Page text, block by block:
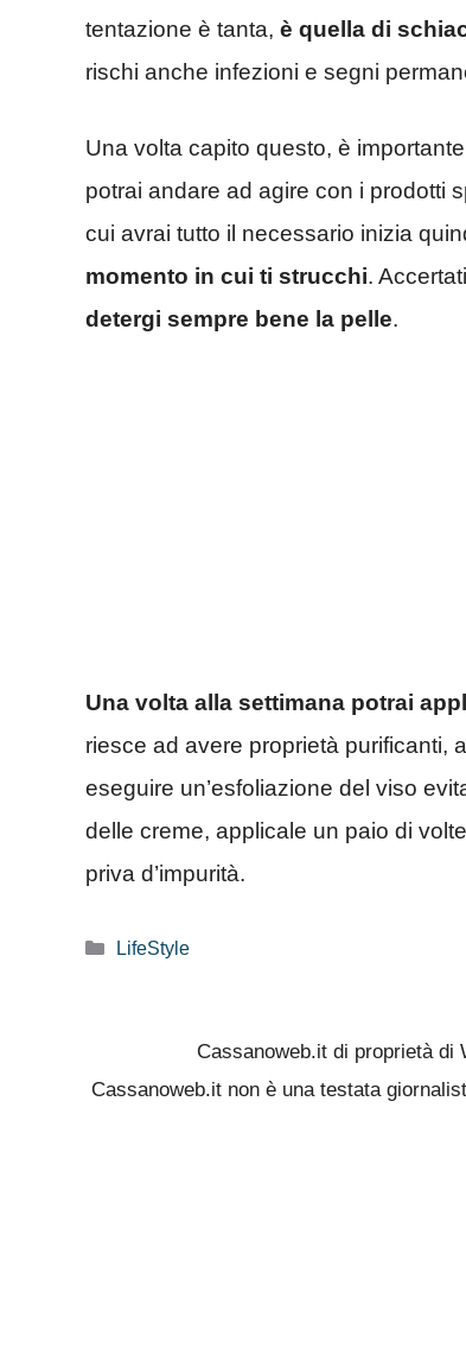
tentazione è tanta, è quella di
rischi anche infezioni e segni
Una volta capito questo, è importante
potrai andare ad agire con i prodotti
cui avrai tutto il necessario inizia
momento in cui ti strucchi.
detergi sempre bene la pelle.
Una volta alla settimana potrai
riesce ad avere proprietà purificanti,
eseguire un’esfoliazione del viso
delle creme, applicale un paio di
priva d’impurità.
Categorie
LifeStyle
Cassanoweb.it di proprietà di
Cassanoweb.it non è una testata